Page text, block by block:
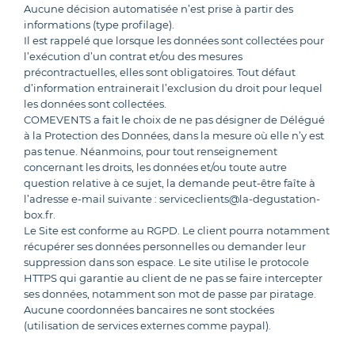
Aucune décision automatisée n’est prise à partir des
informations (type profilage).
Il est rappelé que lorsque les données sont collectées pour
l’exécution d’un contrat et/ou des mesures
précontractuelles, elles sont obligatoires. Tout défaut
d’information entrainerait l’exclusion du droit pour lequel
les données sont collectées.
COMEVENTS a fait le choix de ne pas désigner de Délégué
à la Protection des Données, dans la mesure où elle n’y est
pas tenue. Néanmoins, pour tout renseignement
concernant les droits, les données et/ou toute autre
question relative à ce sujet, la demande peut-être faîte à
l’adresse e-mail suivante : serviceclients@la-degustation-
box.fr.
Le Site est conforme au RGPD. Le client pourra notamment
récupérer ses données personnelles ou demander leur
suppression dans son espace. Le site utilise le protocole
HTTPS qui garantie au client de ne pas se faire intercepter
ses données, notamment son mot de passe par piratage.
Aucune coordonnées bancaires ne sont stockées
(utilisation de services externes comme paypal).